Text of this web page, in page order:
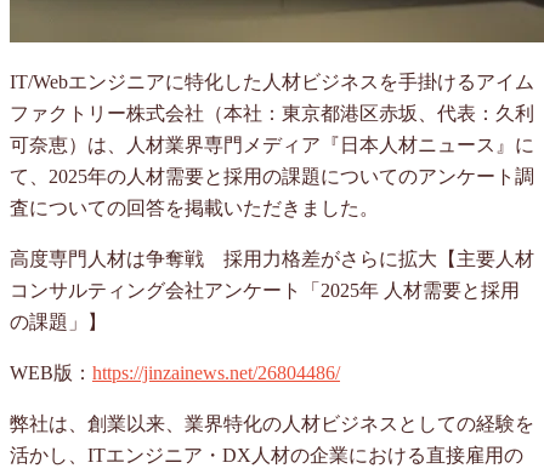
IT/Webエンジニアに特化した人材ビジネスを手掛けるアイム
ファクトリー株式会社（本社：東京都港区赤坂、代表：久利
可奈恵）は、人材業界専門メディア『日本人材ニュース』に
て、2025年の人材需要と採用の課題についてのアンケート調
査についての回答を掲載いただきました。
高度専門人材は争奪戦 採用力格差がさらに拡大【主要人材
コンサルティング会社アンケート「2025年 人材需要と採用
の課題」】
WEB版： https://jinzainews.net/26804486/
弊社は、創業以来、業界特化の人材ビジネスとしての経験を
活かし、ITエンジニア・DX人材の企業における直接雇用の